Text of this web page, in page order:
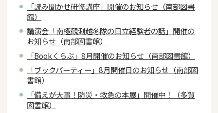
「読み聞かせ研修講座」開催のお知らせ（南部図書
館）
講演会「南極観測越冬隊の日立経験者の話」開催の
お知らせ（南部図書館）
「Bookくらぶ」8月開催のお知らせ（南部図書館）
「ブックパーティー」8月開催日のお知らせ（南部図
書館）
「備えが大事！防災・救急の本展」開催中！（多賀
図書館）